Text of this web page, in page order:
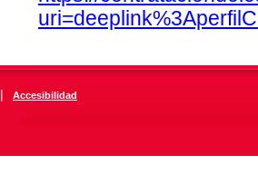
| Accesibilidad